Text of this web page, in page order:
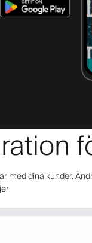
med dina kunder.